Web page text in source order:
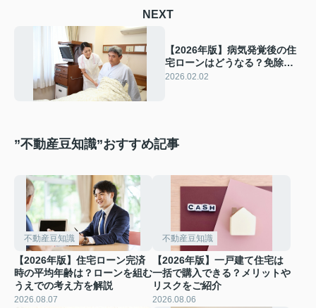
NEXT
【2026年版】病気発覚後の住
宅ローンはどうなる？免除さ
れるケースと団信についても
2026.02.02
”不動産豆知識”おすすめ記事
不動産豆知識
【2026年版】住宅ローン完済
時の平均年齢は？ローンを組む
うえでの考え方を解説
2026.08.07
不動産豆知識
【2026年版】一戸建て住宅は
一括で購入できる？メリットや
リスクをご紹介
2026.08.06